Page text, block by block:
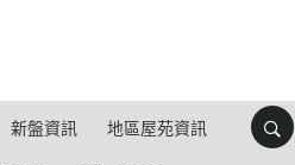
新盤資訊 地區屋苑資訊